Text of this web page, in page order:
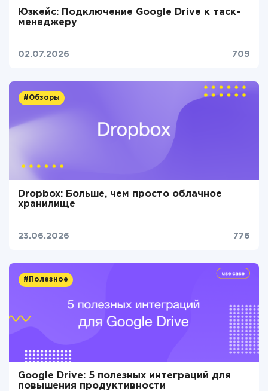
Юзкейс: Подключение Google Drive к таск-
менеджеру
02.07.2026 709
#Обзоры
Dropbox: Больше, чем просто облачное
хранилище
23.06.2026 776
#Полезное
Google Drive: 5 полезных интеграций для
повышения продуктивности